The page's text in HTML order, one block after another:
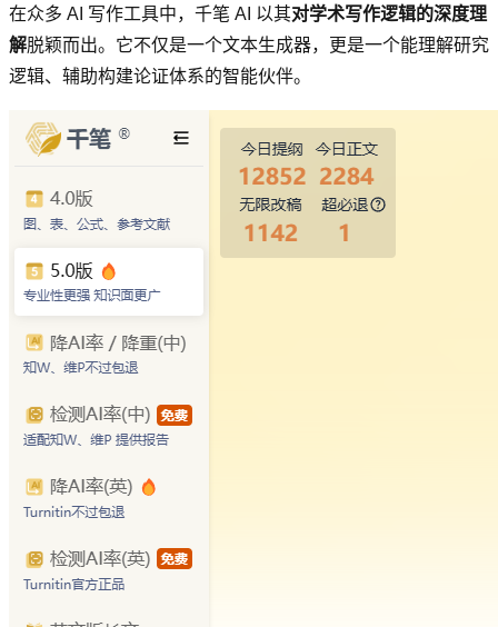
在众多 AI 写作工具中，千笔 AI 以其对学术写作逻辑的深度理
解脱颖而出。它不仅是一个文本生成器，更是一个能理解研究
逻辑、辅助构建论证体系的智能伙伴。